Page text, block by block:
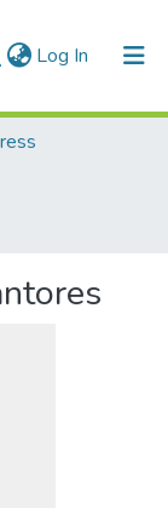
Log In (current)